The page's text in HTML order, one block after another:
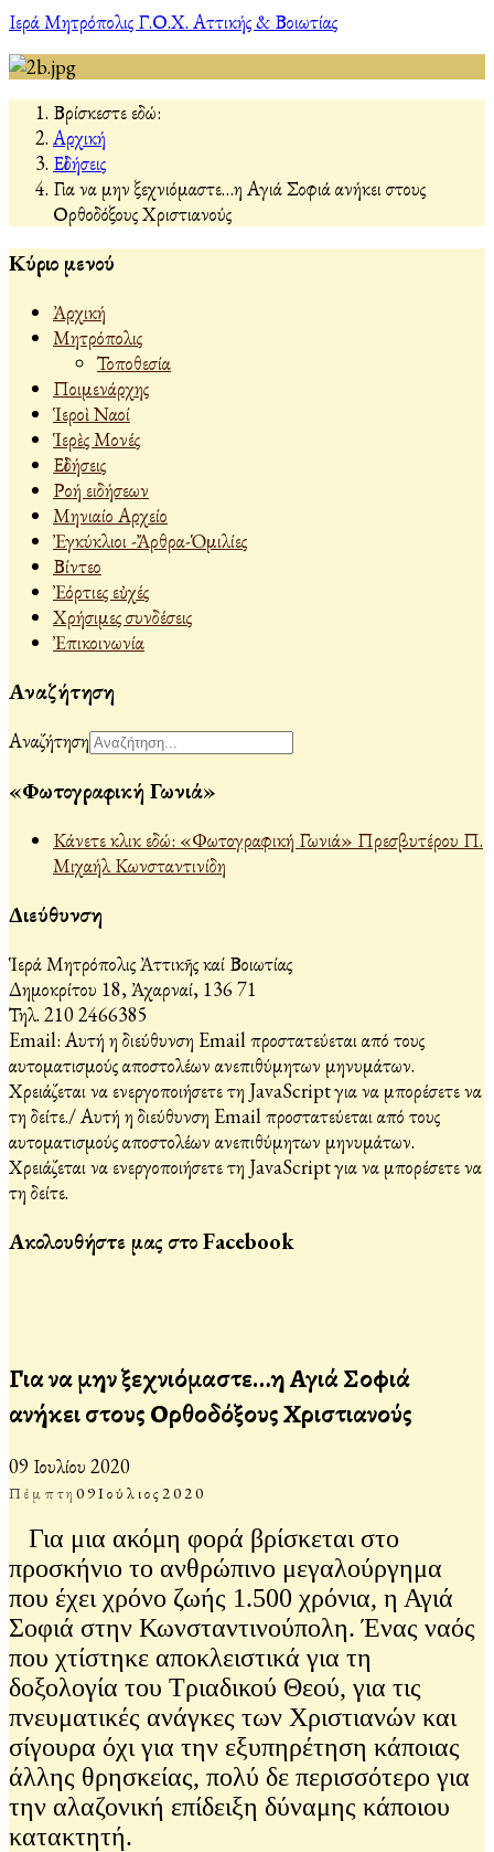
Ιερά Μητρόπολις Γ.Ο.Χ. Αττικής & Βοιωτίας
Βρίσκεστε εδώ:
Αρχική
Εἰδήσεις
Για να μην ξεχνιόμαστε…η Αγιά Σοφιά ανήκει στους
Ορθοδόξους Χριστιανούς
Κύριο μενού
Ἀρχική
Μητρόπολις
Τοποθεσία
Ποιμενάρχης
Ἱεροὶ Ναοί
Ἱερὲς Μονές
Εἰδήσεις
Ροή ειδήσεων
Μηνιαίο Αρχείο
Ἐγκύκλιοι -Ἄρθρα-Ὁμιλίες
Βίντεο
Ἐόρτιες εὐχές
Χρήσιμες συνδέσεις
Ἐπικοινωνία
Αναζήτηση
Αναζήτηση
«Φωτογραφική Γωνιά»
Κάνετε κλικ εδώ: «Φωτογραφική Γωνιά» Πρεσβυτέρου Π.
Μιχαήλ Κωνσταντινίδη
Διεύθυνση
Ἱερά Μητρόπολις Ἀττικῆς καί Βοιωτίας
Δημοκρίτου 18, Ἀχαρναί, 136 71
Τηλ. 210 2466385
Email: Αυτή η διεύθυνση Email προστατεύεται από τους
αυτοματισμούς αποστολέων ανεπιθύμητων μηνυμάτων.
Χρειάζεται να ενεργοποιήσετε τη JavaScript για να μπορέσετε να
τη δείτε./Αυτή η διεύθυνση Email προστατεύεται από τους
αυτοματισμούς αποστολέων ανεπιθύμητων μηνυμάτων.
Χρειάζεται να ενεργοποιήσετε τη JavaScript για να μπορέσετε να
τη δείτε.
Ακολουθήστε μας στο Facebook
Για να μην ξεχνιόμαστε…η Αγιά Σοφιά
ανήκει στους Ορθοδόξους Χριστιανούς
09 Ιουλίου 2020
Πέμπτη09Ιούλιος2020
Για μια ακόμη φορά βρίσκεται στο
προσκήνιο το ανθρώπινο μεγαλούργημα
που έχει χρόνο ζωής 1.500 χρόνια, η Αγιά
Σοφιά στην Κωνσταντινούπολη. Ένας ναός
που χτίστηκε αποκλειστικά για τη
δοξολογία του Τριαδικού Θεού, για τις
πνευματικές ανάγκες των Χριστιανών και
σίγουρα όχι για την εξυπηρέτηση κάποιας
άλλης θρησκείας, πολύ δε περισσότερο για
την αλαζονική επίδειξη δύναμης κάποιου
κατακτητή.